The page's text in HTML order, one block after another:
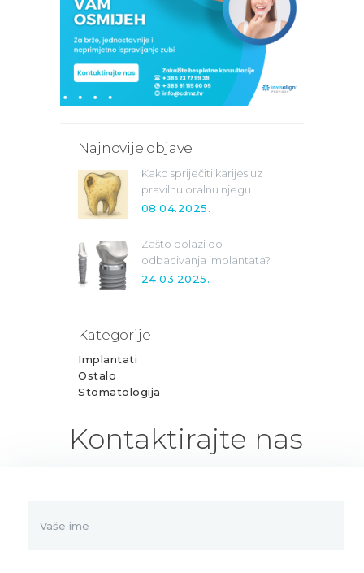
Najnovije objave
Kako spriječiti karijes uz
pravilnu oralnu njegu
08.04.2025.
Zašto dolazi do
odbacivanja implantata?
24.03.2025.
Kategorije
Implantati
Ostalo
Stomatologija
Kontaktirajte nas